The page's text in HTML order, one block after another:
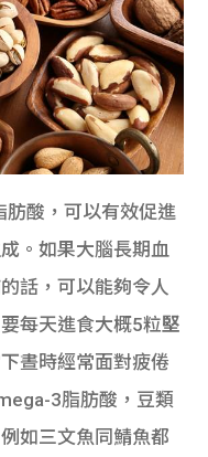
肪酸，可以有效促進
。如果大腦長期血
話，可以能夠令人
每天進食大概5粒堅
晝時經常面對疲倦
3脂肪酸，豆類
如三文魚同鯖魚都